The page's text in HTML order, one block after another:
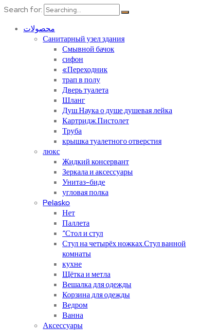
Search for:
محصولات
Санитарный узел здания
Смывной бачок
сифон
«Переходник
трап в полу
Дверь туалета
Шланг
Душ.Наука о душе.душевая лейка
Картридж.Пистолет
Труба
крышка туалетного отверстия
люкс
Жидкий консервант
Зеркала и аксессуары
Унитаз-биде
угловая полка
Pelasko
Нет
Паллета
“Стол и стул
Стул на четырёх ножках.Стул ванной
комнаты
кухне
Щётка и метла
Вешалка для одежды
Корзина для одежды
Ведром
Ванна
Аксессуары